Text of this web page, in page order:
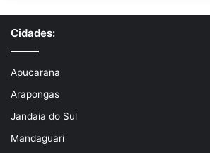
Cidades:
Apucarana
Arapongas
Jandaia do Sul
Mandaguari